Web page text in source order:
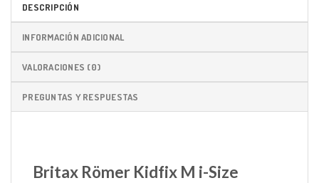
DESCRIPCIÓN
INFORMACIÓN ADICIONAL
VALORACIONES (0)
PREGUNTAS Y RESPUESTAS
Britax Römer Kidfix M i-Size